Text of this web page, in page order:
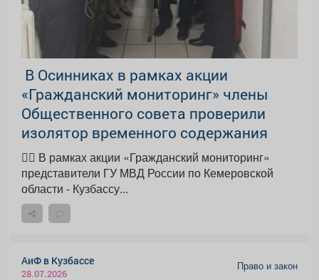
️ В Осинниках в рамках акции
«Гражданский мониторинг» члены
Общественного совета проверили
изолятор временного содержания
👮‍♂️ В рамках акции «Гражданский мониторинг»
представители ГУ МВД России по Кемеровской
области - Кузбассу...
АиФ в Кузбассе
28.07.2026
Право и закон